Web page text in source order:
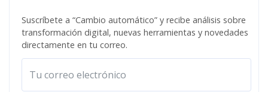
Suscríbete a “Cambio automático” y recibe análisis sobre
transformación digital, nuevas herramientas y novedades
directamente en tu correo.